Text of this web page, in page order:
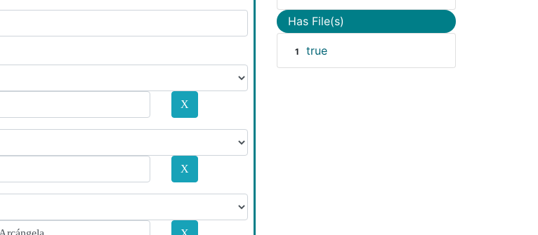
Has File(s)
1 true